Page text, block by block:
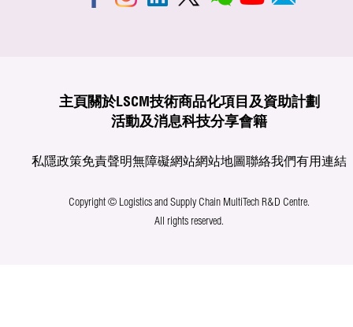
主頁 關於LSCM技術商品化項目及資助計劃
活動及消息科技分享會籍
私隱政策免責聲明無障礙網站網站地圖聯絡我們有用連結
Copyright © Logistics and Supply Chain MultiTech R&D Centre.
All rights reserved.